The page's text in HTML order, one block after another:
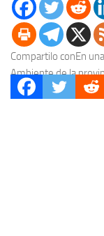
Compartilo conEn
Ambiente de la
del Río Uruguay